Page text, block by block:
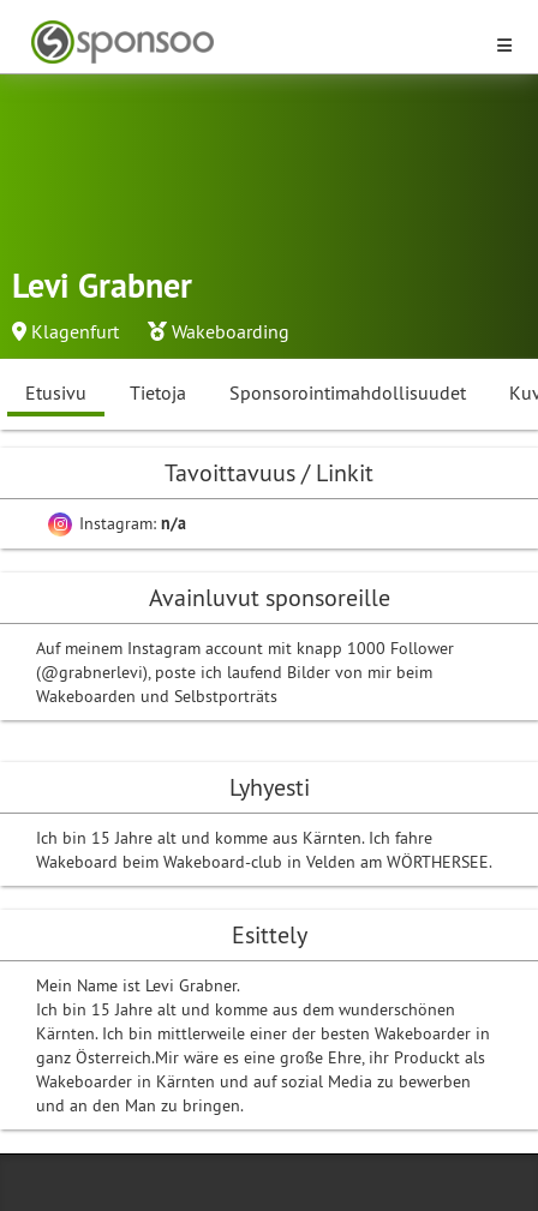
Levi Grabner
Klagenfurt Wakeboarding
Etusivu Tietoja Sponsorointimahdollisuudet
Lyhyesti
Ich bin 15 Jahre alt und komme aus Kärnten. Ich fahre
Wakeboard beim Wakeboard-club in Velden am WÖRTHERSEE.
Esittely
Mein Name ist Levi Grabner.
Ich bin 15 Jahre alt und komme aus dem wunderschönen
Kärnten. Ich bin mittlerweile einer der besten Wakeboarder in
ganz Österreich.Mir wäre es eine große Ehre, ihr Produckt als
Wakeboarder in Kärnten und auf sozial Media zu bewerben
und an den Man zu bringen.
Tavoittavuus / Linkit
Instagram: n/a
Avainluvut sponsoreille
Auf meinem Instagram account mit knapp 1000 Follower
(@grabnerlevi), poste ich laufend Bilder von mir beim
Wakeboarden und Selbstporträts